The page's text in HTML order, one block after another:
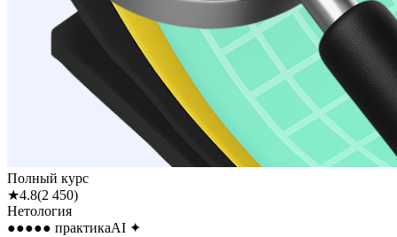
Полный курс
★4.8(2 450)
Нетология
●●●●● практикаAI ✦